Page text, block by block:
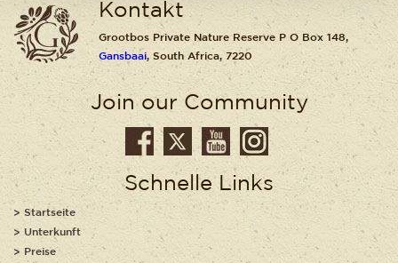
Kontakt
Grootbos Private Nature Reserve P O Box 148,
Gansbaai, South Africa, 7220
Join our Community
Schnelle Links
Startseite
Unterkunft
Preise